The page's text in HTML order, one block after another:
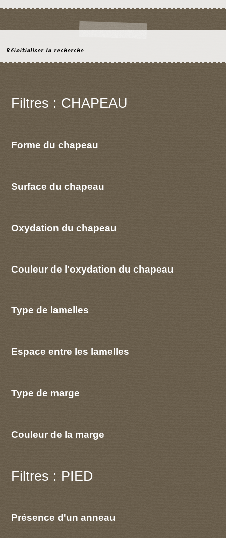
Réinitialiser la recherche
Filtres : CHAPEAU
Forme du chapeau
Surface du chapeau
Oxydation du chapeau
Couleur de l'oxydation du chapeau
Type de lamelles
Espace entre les lamelles
Type de marge
Couleur de la marge
Filtres : PIED
Présence d'un anneau